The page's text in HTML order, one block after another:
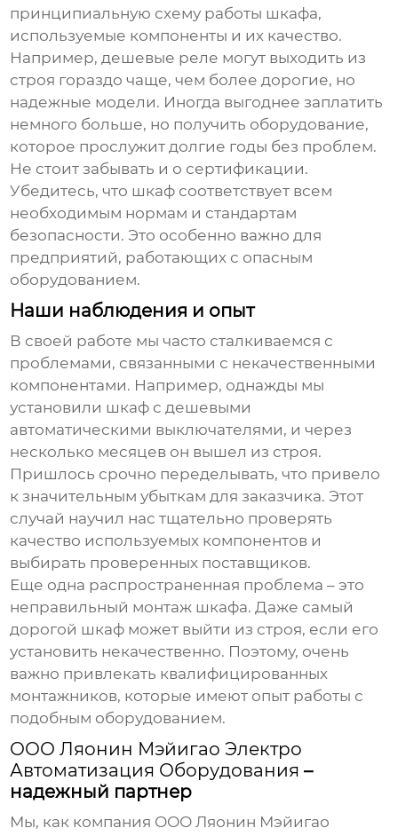
принципиальную схему работы шкафа,
используемые компоненты и их качество.
Например, дешевые реле могут выходить из
строя гораздо чаще, чем более дорогие, но
надежные модели. Иногда выгоднее заплатить
немного больше, но получить оборудование,
которое прослужит долгие годы без проблем.
Не стоит забывать и о сертификации.
Убедитесь, что шкаф соответствует всем
необходимым нормам и стандартам
безопасности. Это особенно важно для
предприятий, работающих с опасным
оборудованием.
Наши наблюдения и опыт
В своей работе мы часто сталкиваемся с
проблемами, связанными с некачественными
компонентами. Например, однажды мы
установили шкаф с дешевыми
автоматическими выключателями, и через
несколько месяцев он вышел из строя.
Пришлось срочно переделывать, что привело
к значительным убыткам для заказчика. Этот
случай научил нас тщательно проверять
качество используемых компонентов и
выбирать проверенных поставщиков.
Еще одна распространенная проблема – это
неправильный монтаж шкафа. Даже самый
дорогой шкаф может выйти из строя, если его
установить некачественно. Поэтому, очень
важно привлекать квалифицированных
монтажников, которые имеют опыт работы с
подобным оборудованием.
ООО Ляонин Мэйигао Электро
Автоматизация Оборудования –
надежный партнер
Мы, как компания ООО Ляонин Мэйигао